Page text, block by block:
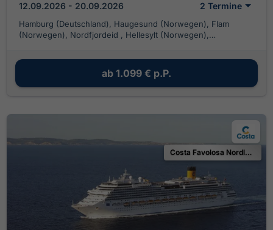
12.09.2026 - 20.09.2026 2 Termine
Hamburg (Deutschland), Haugesund (Norwegen), Flam
(Norwegen), Nordfjordeid , Hellesylt (Norwegen),
ab 1.099 € p.P.
Costa Favolosa Nordland 2026